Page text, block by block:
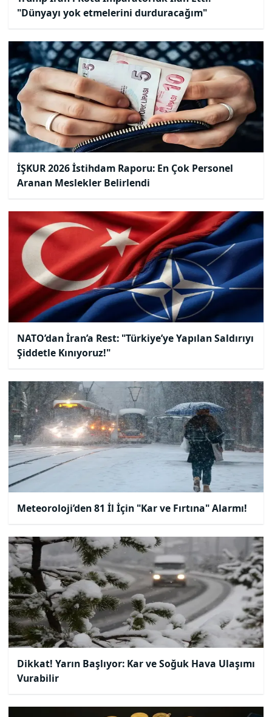
"Dünyayı yok etmelerini durduracağım"
İŞKUR 2026 İstihdam Raporu: En Çok Personel
Aranan Meslekler Belirlendi
NATO’dan İran’a Rest: "Türkiye’ye Yapılan Saldırıyı
Şiddetle Kınıyoruz!"
Meteoroloji’den 81 İl İçin "Kar ve Fırtına" Alarmı!
Dikkat! Yarın Başlıyor: Kar ve Soğuk Hava Ulaşımı
Vurabilir